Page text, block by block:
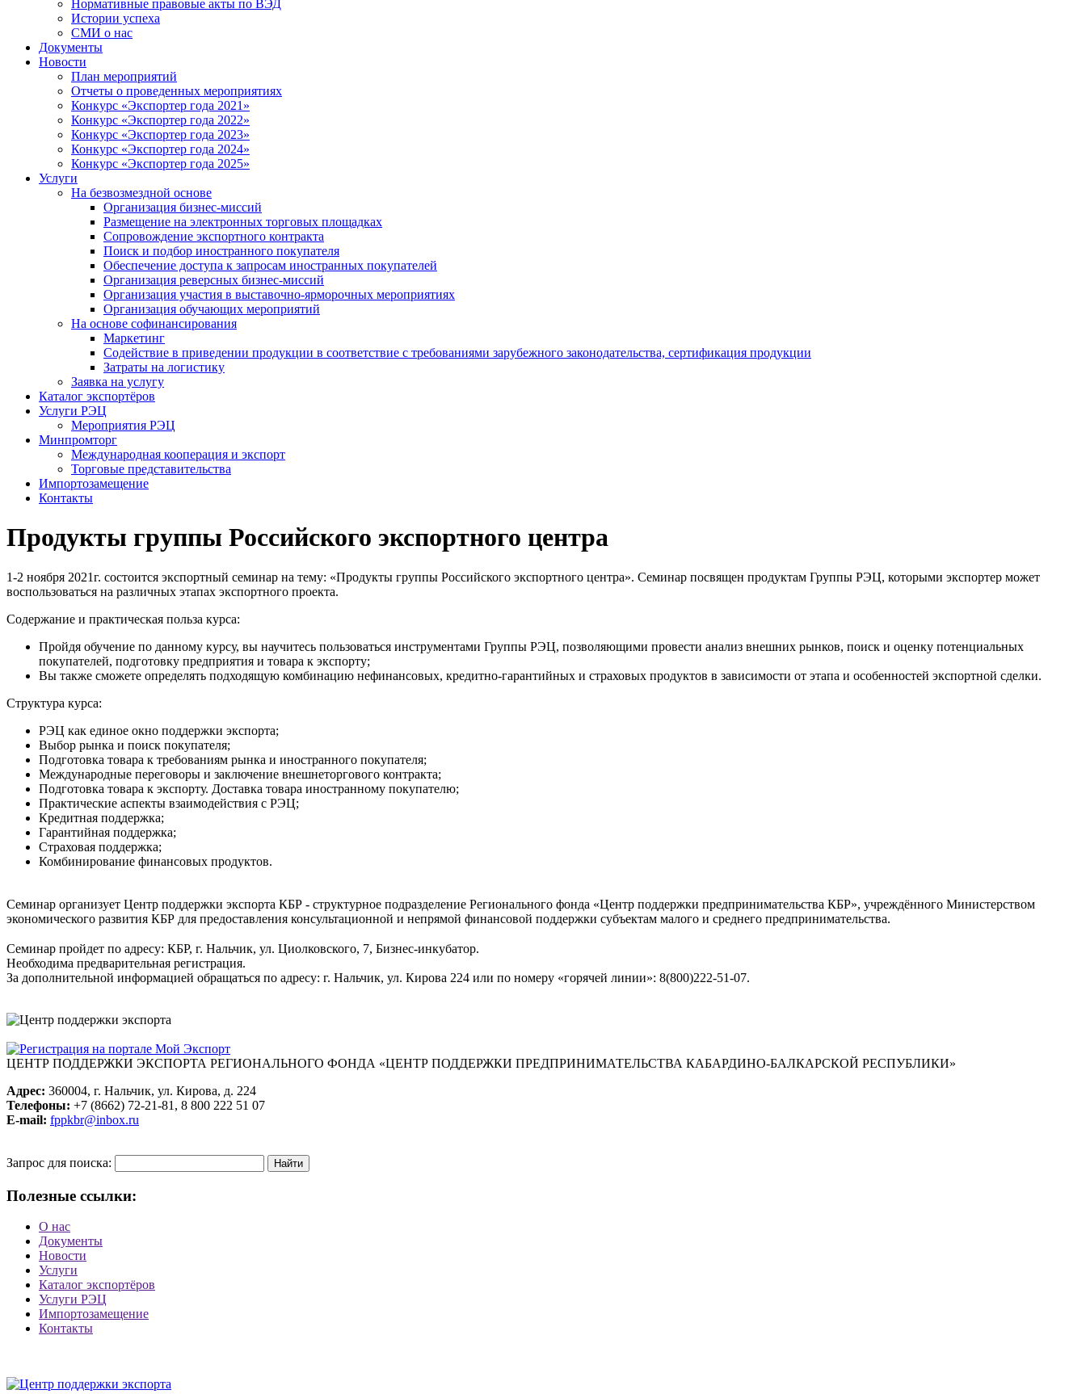
Нормативные правовые акты по ВЭД
Истории успеха
СМИ о нас
Документы
Новости
План мероприятий
Отчеты о проведенных мероприятиях
Конкурс «Экспортер года 2021»
Конкурс «Экспортер года 2022»
Конкурс «Экспортер года 2023»
Конкурс «Экспортер года 2024»
Конкурс «Экспортер года 2025»
Услуги
На безвозмездной основе
Организация бизнес-миссий
Размещение на электронных торговых площадках
Сопровождение экспортного контракта
Поиск и подбор иностранного покупателя
Обеспечение доступа к запросам иностранных покупателей
Организация реверсных бизнес-миссий
Организация участия в выставочно-ярморочных мероприятиях
Организация обучающих мероприятий
На основе софинансирования
Маркетинг
Содействие в приведении продукции в соответствие с требованиями зарубежного законодательства, сертификация продукции
Затраты на логистику
Заявка на услугу
Каталог экспортёров
Услуги РЭЦ
Мероприятия РЭЦ
Минпромторг
Международная кооперация и экспорт
Торговые представительства
Импортозамещение
Контакты
Продукты группы Российского экспортного центра
1-2 ноября 2021г. состоится экспортный семинар на тему: «Продукты группы Российского экспортного центра». Семинар посвящен продуктам Группы РЭЦ, которыми экспортер может
воспользоваться на различных этапах экспортного проекта.
Содержание и практическая польза курса:
Пройдя обучение по данному курсу, вы научитесь пользоваться инструментами Группы РЭЦ, позволяющими провести анализ внешних рынков, поиск и оценку потенциальных
покупателей, подготовку предприятия и товара к экспорту;
Вы также сможете определять подходящую комбинацию нефинансовых, кредитно-гарантийных и страховых продуктов в зависимости от этапа и особенностей экспортной сделки.
Структура курса:
РЭЦ как единое окно поддержки экспорта;
Выбор рынка и поиск покупателя;
Подготовка товара к требованиям рынка и иностранного покупателя;
Международные переговоры и заключение внешнеторгового контракта;
Подготовка товара к экспорту. Доставка товара иностранному покупателю;
Практические аспекты взаимодействия с РЭЦ;
Кредитная поддержка;
Гарантийная поддержка;
Страховая поддержка;
Комбинирование финансовых продуктов.
Семинар организует Центр поддержки экспорта КБР - структурное подразделение Регионального фонда «Центр поддержки предпринимательства КБР», учреждённого Министерством
экономического развития КБР для предоставления консультационной и непрямой финансовой поддержки субъектам малого и среднего предпринимательства.
Семинар пройдет по адресу: КБР, г. Нальчик, ул. Циолковского, 7, Бизнес-инкубатор.
Необходима предварительная регистрация.
За дополнительной информацией обращаться по адресу: г. Нальчик, ул. Кирова 224 или по номеру «горячей линии»: 8(800)222-51-07.
ЦЕНТР ПОДДЕРЖКИ ЭКСПОРТА РЕГИОНАЛЬНОГО ФОНДА «ЦЕНТР ПОДДЕРЖКИ ПРЕДПРИНИМАТЕЛЬСТВА КАБАРДИНО-БАЛКАРСКОЙ РЕСПУБЛИКИ»
Адрес: 360004, г. Нальчик, ул. Кирова, д. 224
Телефоны: +7 (8662) 72-21-81, 8 800 222 51 07
E-mail: fppkbr@inbox.ru
Запрос для поиска:
Полезные ссылки:
О нас
Документы
Новости
Услуги
Каталог экспортёров
Услуги РЭЦ
Импортозамещение
Контакты